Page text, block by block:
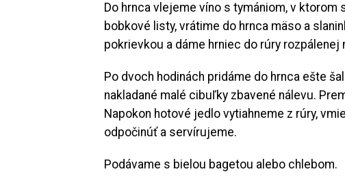
Do hrnca vlejeme víno s tymániom, v ktorom
bobkové listy, vrátime do hrnca mäso a
pokrievkou a dáme hrniec do rúry
Po dvoch hodinách pridáme do hrnca ešte
nakladané malé cibuľky zbavené nálevu.
Napokon hotové jedlo vytiahneme z rúry,
odpočinúť a servírujeme.
Podávame s bielou bagetou alebo chlebom.